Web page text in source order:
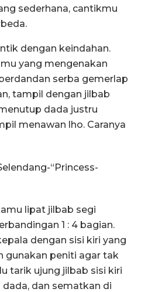
sederhana, cantikmu
dengan keindahan.
yang mengenakan
serba gemerlap
tampil dengan jilbab
dada justru
menawan lho. Caranya
lipat jilbab segi
1 : 4 bagian.
dengan sisi kiri yang
gunakan peniti agar tak
tarik ujung jilbab sisi kiri
dan sematkan di